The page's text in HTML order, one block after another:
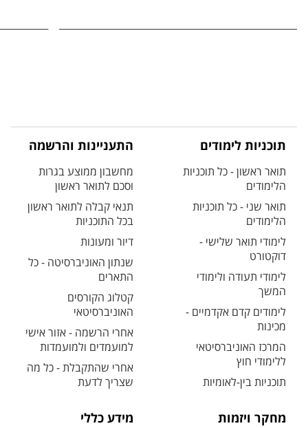
תוכניות לימודים
תואר ראשון - כל תוכניות
הלימודים
תואר שני - כל תוכניות
הלימודים
לימודי תואר שלישי -
דוקטורט
לימודי תעודה ולימודי
המשך
לימודים קדם אקדמיים -
מכינות
המרכז האוניברסיטאי
ללימודי חוץ
תוכניות בין-לאומיות
התעניינות והרשמה
מחשבון ממוצע בגרות
וסכם לתואר ראשון
תנאי קבלה לתואר ראשון
בכל התוכניות
דיור ומעונות
שנתון האוניברסיטה - כל
התארים
קטלוג הקורסים
האוניברסיטאי
אחרי הרשמה - אזור אישי
למועמדים ולמועמדות
אחרי שהתקבלת - כל מה
שצריך לדעת
מחקר ויזמות מידע כללי